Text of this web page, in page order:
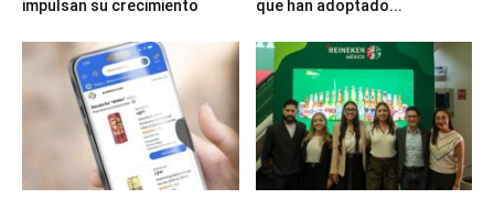
impulsan su crecimiento
que han adoptado...